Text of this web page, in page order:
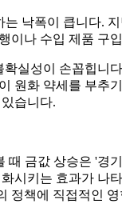
낙폭이 큽니다.
이나 수입 제품 구
실성이 손꼽힙니
원화 약세를 부추
습니다.
때 금값 상승은 '
시키는 효과가 나
정책에 직접적인